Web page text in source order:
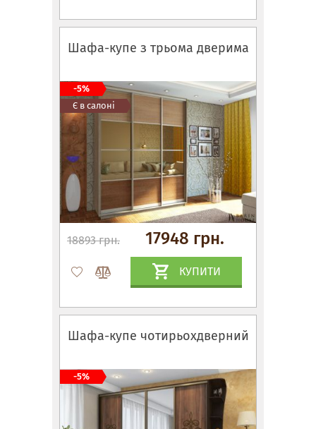
Шафа-купе з трьома дверима
18893 грн. 17948 грн.
КУПИТИ
-5%
Є в салоні
Шафа-купе чотирьохдверний
-5%